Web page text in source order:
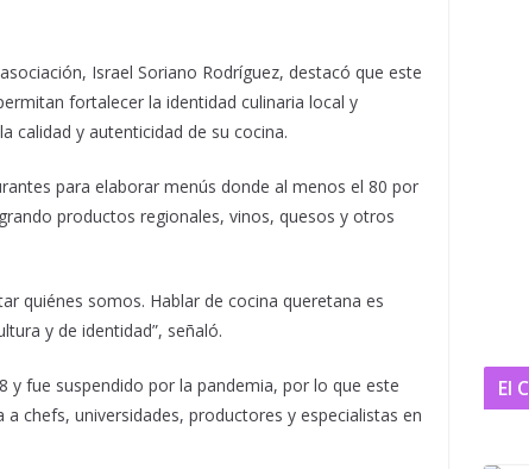
Israel Soriano Rodríguez, destacó que este
fortalecer la identidad culinaria local y
calidad y autenticidad de su cocina.
para elaborar menús donde al menos el 80 por
productos regionales, vinos, quesos y otros
quiénes somos. Hablar de cocina queretana es
y de identidad”, señaló.
y fue suspendido por la pandemia, por lo que este
chefs, universidades, productores y especialistas en
El